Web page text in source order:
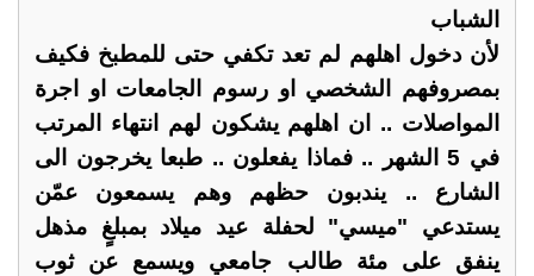
الشباب
لأن دخول اهلهم لم تعد تكفي حتى للمطبخ فكيف
بمصروفهم الشخصي او رسوم الجامعات او اجرة
المواصلات .. ان اهلهم يشكون لهم انتهاء المرتب
في 5 الشهر .. فماذا يفعلون .. طبعا يخرجون الى
الشارع .. يندبون حظهم وهم يسمعون عمّن
يستدعي "ميسي" لحفلة عيد ميلاد بمبلغٍ مذهل
ينفق على مئة طالب جامعي ويسمع عن ثوب